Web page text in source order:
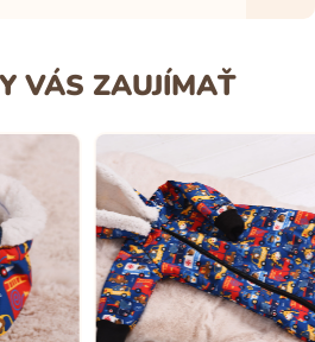
VÁS ZAUJÍMAŤ